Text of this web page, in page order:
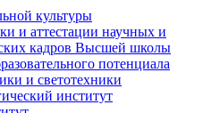
культуры
и аттестации научных и
кадров Высшей школы
потенциала
и светотехники
институт